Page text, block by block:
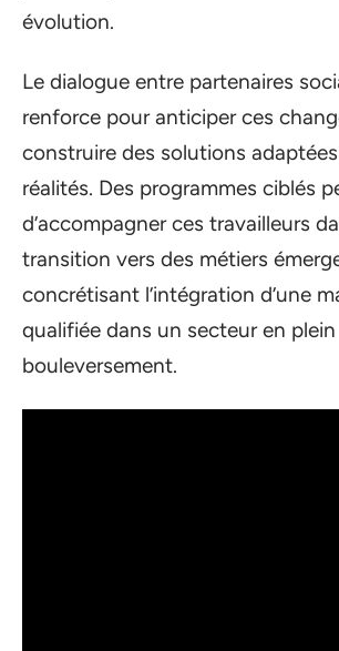
évolution.
Le dialogue entre partenaires
renforce pour anticiper ces
construire des solutions
réalités. Des programmes ciblés
d’accompagner ces travailleurs
transition vers des métiers
concrétisant l’intégration d’une
qualifiée dans un secteur en plein
bouleversement.